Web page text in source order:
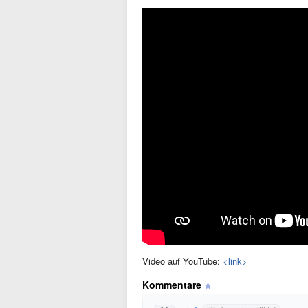
Video auf YouTube: <link>
Kommentare